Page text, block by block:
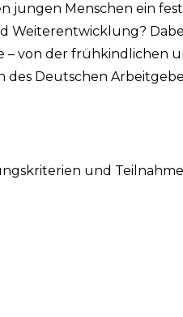
jungen Menschen ein
von der frühkindlichen
des Deutschen
und